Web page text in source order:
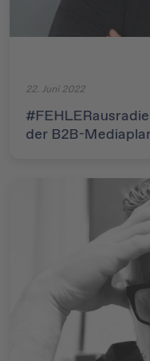
22. Juni 2022
der B2B-